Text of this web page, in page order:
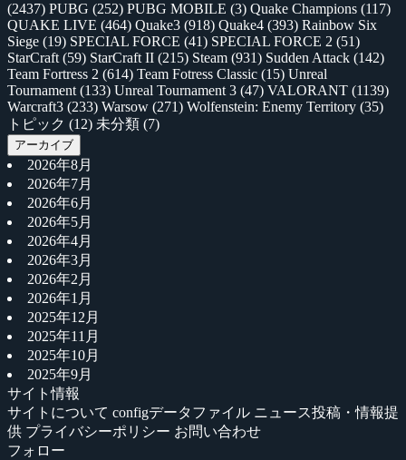
(2437) PUBG (252) PUBG MOBILE (3) Quake Champions (117)
QUAKE LIVE (464) Quake3 (918) Quake4 (393) Rainbow Six
Siege (19) SPECIAL FORCE (41) SPECIAL FORCE 2 (51)
StarCraft (59) StarCraft II (215) Steam (931) Sudden Attack (142)
Team Fortress 2 (614) Team Fotress Classic (15) Unreal
Tournament (133) Unreal Tournament 3 (47) VALORANT (1139)
Warcraft3 (233) Warsow (271) Wolfenstein: Enemy Territory (35)
トピック (12) 未分類 (7)
アーカイブ
2026年8月
2026年7月
2026年6月
2026年5月
2026年4月
2026年3月
2026年2月
2026年1月
2025年12月
2025年11月
2025年10月
2025年9月
サイト情報
サイトについて configデータファイル ニュース投稿・情報提
供 プライバシーポリシー お問い合わせ
フォロー